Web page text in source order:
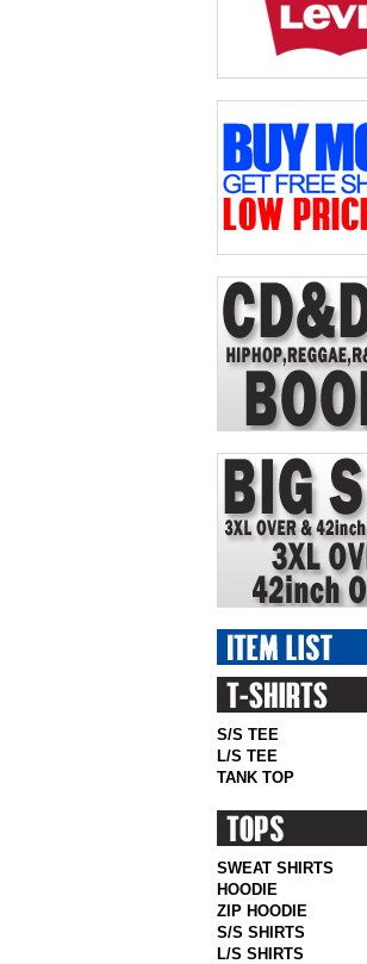
S/S TEE
L/S TEE
TANK TOP
SWEAT SHIRTS
HOODIE
ZIP HOODIE
S/S SHIRTS
L/S SHIRTS